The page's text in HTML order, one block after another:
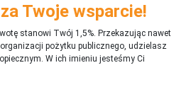
Twoje wsparcie!
stanowi Twój 1,5%. Przekazując nawet
pożytku publicznego, udzielasz
W ich imieniu jesteśmy Ci